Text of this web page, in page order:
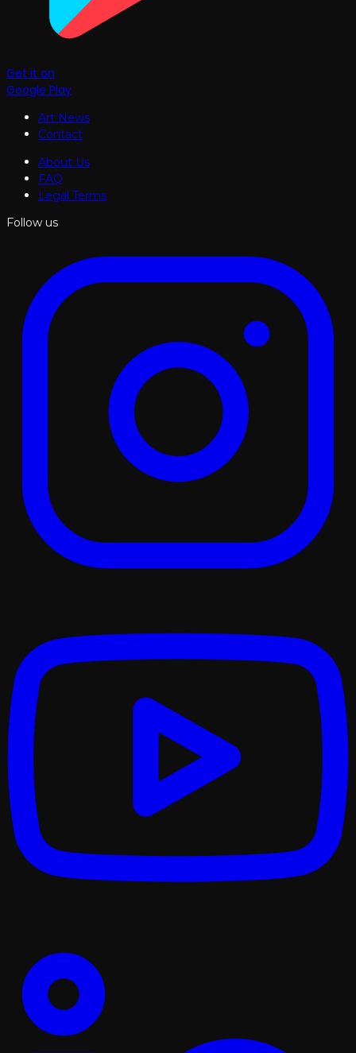
Get it on
Google Play
Art News
Contact
About Us
FAQ
Legal Terms
Follow us